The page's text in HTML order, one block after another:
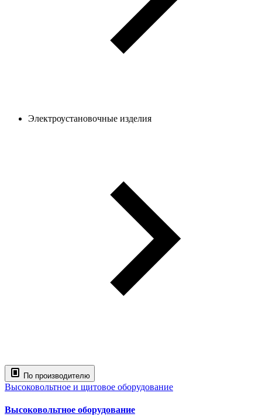
Электроустановочные изделия
По производителю
Высоковольтное и щитовое оборудование
Высоковольтное оборудование